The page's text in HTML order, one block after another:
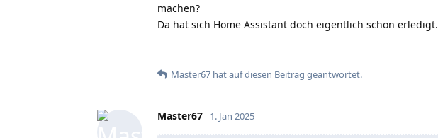
machen?
Da hat sich Home Assistant doch eigentlich schon erledigt.
Master67 hatauf diesen Beitrag geantwortet.
Master67 1. Jan 2025